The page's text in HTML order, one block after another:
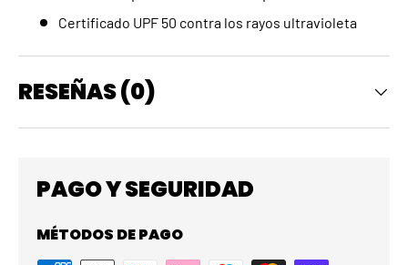
Certificado UPF 50 contra los rayos ultravioleta
RESEÑAS (0)
PAGO Y SEGURIDAD
MÉTODOS DE PAGO